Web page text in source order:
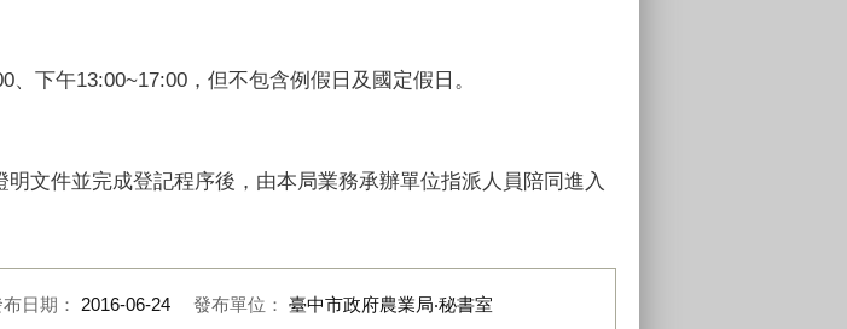
下午13:00~17:00，但不包含例假日及國定假日。
文件並完成登記程序後，由本局業務承辦單位指派人員陪同進入
日期： 2016-06-24 發布單位： 臺中市政府農業局‧秘書室